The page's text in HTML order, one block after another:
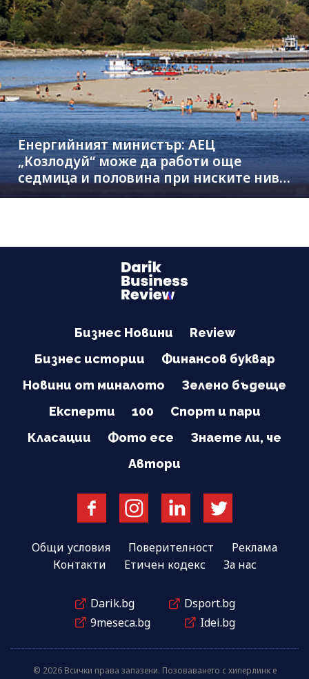
Енергийният министър: АЕЦ
„Козлодуй“ може да работи още
седмица и половина при ниските нива
на Дунав
Бизнес Новини
Review
Бизнес истории
Финансов буквар
Новини от миналото
Зелено бъдеще
Експерти
100
Спорт и пари
Класации
Фото есе
Знаете ли, че
Автори
Общи условия Поверителност
Реклама
Контакти
Етичен кодекс За нас
Darik.bg
Dsport.bg
9meseca.bg
Idei.bg
© 2026 Всички права запазени. Позоваването с хиперлинк е